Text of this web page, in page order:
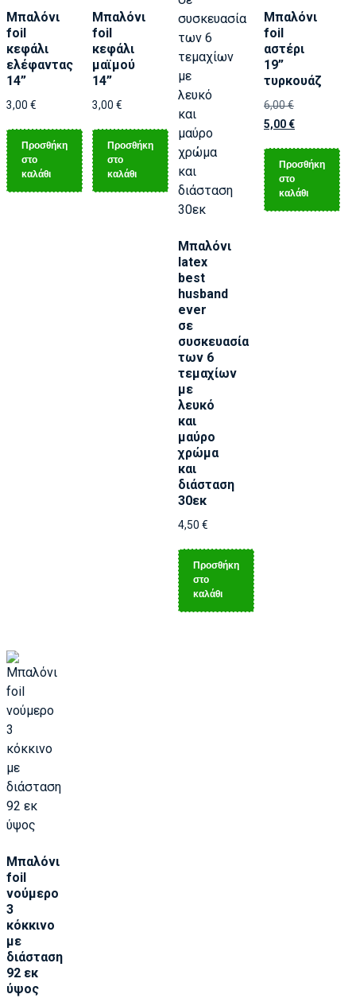
Μπαλόνι
foil
κεφάλι
ελέφαντας
14”
3,00 €
Προσθήκη
στο
καλάθι
Μπαλόνι
foil
κεφάλι
μαϊμού
14”
3,00 €
Προσθήκη
στο
καλάθι
Μπαλόνι
latex
best
husband
ever
σε
συσκευασία
των 6
τεμαχίων
με
λευκό
και
μαύρο
χρώμα
και
διάσταση
30εκ
4,50 €
Προσθήκη
στο
καλάθι
Μπαλόνι
foil
αστέρι
19”
τυρκουάζ
6,00€
5,00€
Προσθήκη
στο
καλάθι
Μπαλόνι
foil
νούμερο
3
κόκκινο
με
διάσταση
92 εκ
ύψος